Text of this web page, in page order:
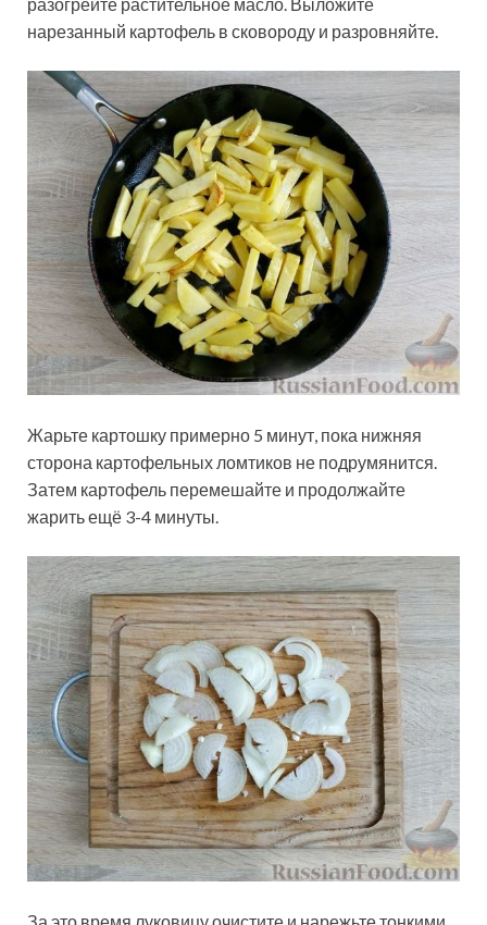
нарезанный картофель в сковороду и разровняйте.
Жарьте картошку примерно 5 минут, пока нижняя
сторона картофельных ломтиков не подрумянится.
Затем картофель перемешайте и продолжайте
жарить ещё 3-4 минуты.